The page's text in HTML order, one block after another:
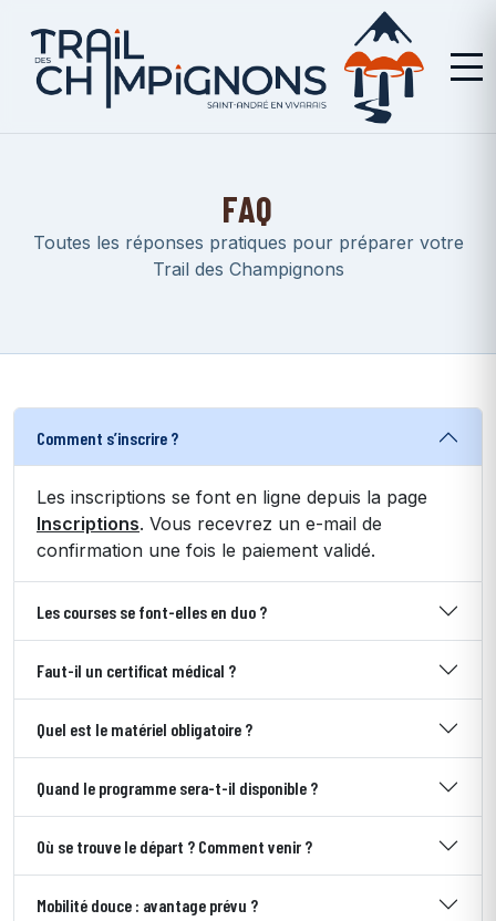
FAQ
Toutes les réponses pratiques pour préparer votre
Trail des Champignons
Comment s’inscrire ?
Les inscriptions se font en ligne depuis la page
Inscriptions. Vous recevrez un e-mail de
confirmation une fois le paiement validé.
Les courses se font-elles en duo ?
Faut-il un certificat médical ?
Quel est le matériel obligatoire ?
Quand le programme sera-t-il disponible ?
Où se trouve le départ ? Comment venir ?
Mobilité douce : avantage prévu ?